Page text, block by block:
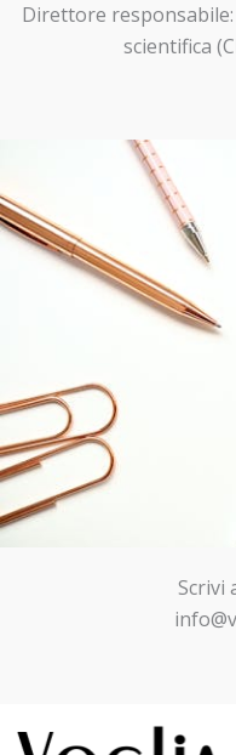
Direttore
scientifica
Scrivi